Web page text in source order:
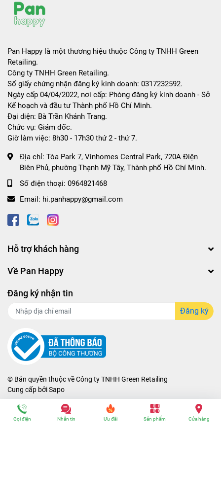
Pan Happy là một thương hiệu thuộc Công ty TNHH Green
Retailing.
Công ty TNHH Green Retailing.
Số giấy chứng nhận đăng ký kinh doanh: 0317232592.
Ngày cấp 04/04/2022, nơi cấp: Phòng đăng ký kinh doanh - Sở
Kế hoạch và đầu tư Thành phố Hồ Chí Minh.
Đại diện: Bà Trần Khánh Trang.
Chức vụ: Giám đốc.
Giờ làm việc: 8h30 - 17h30 thứ 2 - thứ 7.
Địa chỉ: Tòa Park 7, Vinhomes Central Park, 720A Điện
Biên Phủ, phường Thạnh Mỹ Tây, Thành phố Hồ Chí Minh.
Số điện thoại: 0964821468
Email: hi.panhappy@gmail.com
Hỗ trợ khách hàng
Về Pan Happy
Đăng ký nhận tin
Đăng ký
© Bản quyền thuộc vềCông ty TNHH Green Retailing
Cung cấp bởiSapo
Sản phẩm Cửa hàng
Gọi điện Nhắn tin Ưu đãi